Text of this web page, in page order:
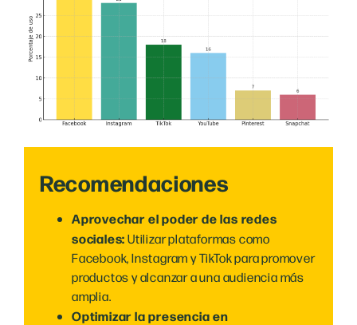
Recomendaciones
Aprovechar el poder de las redes
sociales:Utilizar plataformas como
Facebook, Instagram y TikTok para promover
productos y alcanzar a una audiencia más
amplia.
Optimizar la presencia en